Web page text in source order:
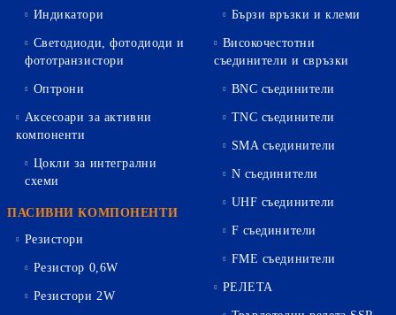
Индикатори
Светодиоди, фотодиоди и
фототранзистори
Оптрони
Аксесоари за активни
компоненти
Цокли за интегрални
схеми
ПАСИВНИ КОМПОНЕНТИ
Резистори
Резистор 0,6W
Резистори 2W
Бързи връзки и клеми
Високочестотни
съединители и свръзки
BNC съединители
TNC съединители
SMA съединители
N съединители
UHF съединители
F съединители
FME съединители
РЕЛЕТА